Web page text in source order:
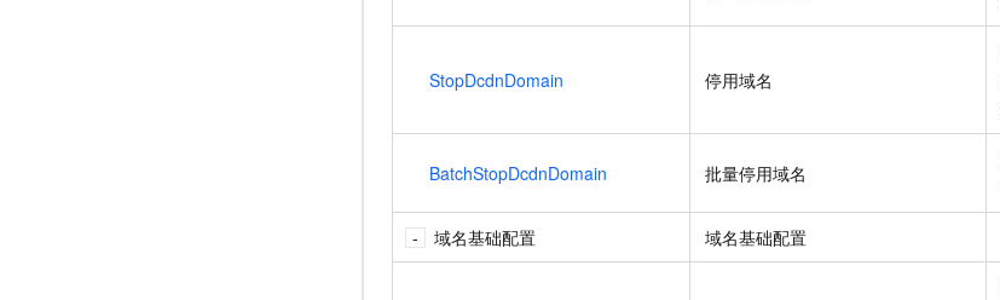
StopDcdnDomain 停用域名
BatchStopDcdnDomain 批量停用域名
域名基础配置 域名基础配置